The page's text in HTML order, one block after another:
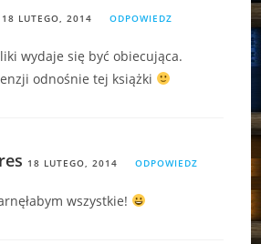
18 LUTEGO, 2014 ODPOWIEDZ
wydaje się być obiecująca.
odnośnie tej książki
18 LUTEGO, 2014 ODPOWIEDZ
wszystkie!